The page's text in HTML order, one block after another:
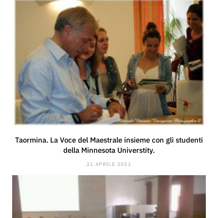
Taormina. La Voce del Maestrale insieme con gli studenti
della Minnesota Universtity.
21 APRILE 2021